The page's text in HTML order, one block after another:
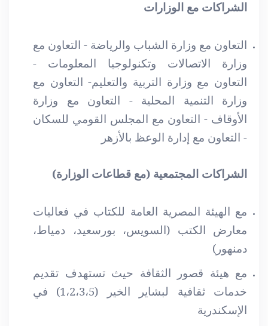
الشراكات مع الوزارات
التعاون مع وزارة الشباب والرياضة - التعاون مع
وزارة الاتصالات وتكنولوجيا المعلومات -
التعاون مع وزارة التربية والتعليم- التعاون مع
وزارة التنمية المحلية - التعاون مع وزارة
الأوقاف - التعاون مع المجلس القومي للسكان
- التعاون مع إدارة الوعظ بالأزهر
الشراكات المجتمعية (مع قطاعات الوزارة)
مع الهيئة المصرية العامة للكتاب في فعاليات
معارض الكتب (السويس، بورسعيد، دمياط،
دمنهور)
مع هيئة قصور الثقافة حيث تستهدف تقديم
خدمات ثقافية لبشاير الخير (1،2،3،5) في
الإسكندرية